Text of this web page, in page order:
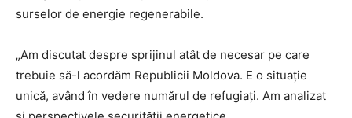
surselor de energie regenerabile.
„Am discutat despre sprijinul atât de necesar pe care
trebuie să-l acordăm Republicii Moldova. E o situație
unică, având în vedere numărul de refugiați. Am analizat